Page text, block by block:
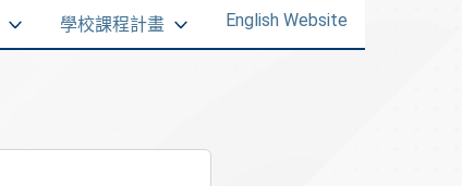
學校課程計畫 English Website